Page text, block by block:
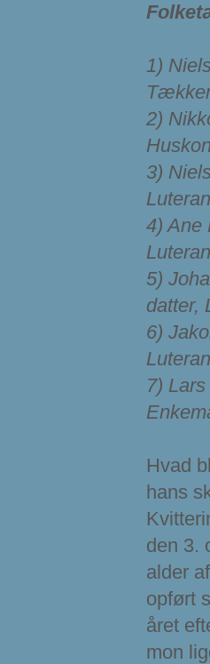
1)
2)
3)
4) Ane
5)
datter,
6)
7)
Hvad
hans
den 3.
alder
opført
året
mon